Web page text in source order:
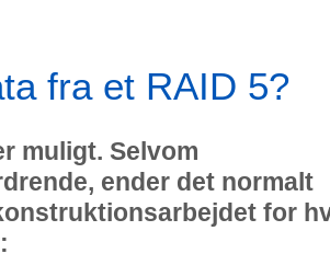
fra et RAID 5?
muligt. Selvom
ender det normalt
for